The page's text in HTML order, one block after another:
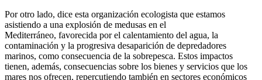
Por otro lado, dice esta organización ecologista que estamos
asistiendo a una explosión de medusas en el
Mediterráneo, favorecida por el calentamiento del agua, la
contaminación y la progresiva desaparición de depredadores
marinos, como consecuencia de la sobrepesca. Estos impactos
tienen, además, consecuencias sobre los bienes y servicios que los
mares nos ofrecen, repercutiendo también en sectores económicos